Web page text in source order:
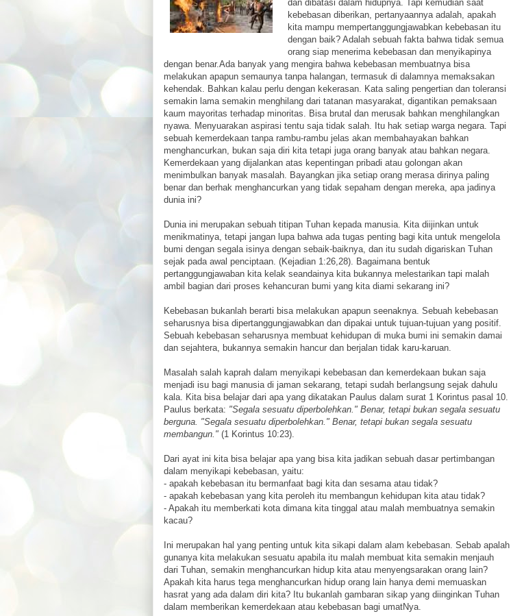
dan dibatasi dalam hidupnya. Tapi kemudian saat
kebebasan diberikan, pertanyaannya adalah, apakah
kita mampu mempertanggungjawabkan kebebasan itu
dengan baik? Adalah sebuah fakta bahwa tidak semua
orang siap menerima kebebasan dan menyikapinya
dengan benar.Ada banyak yang mengira bahwa kebebasan membuatnya bisa
melakukan apapun semaunya tanpa halangan, termasuk di dalamnya memaksakan
kehendak. Bahkan kalau perlu dengan kekerasan. Kata saling pengertian dan toleransi
semakin lama semakin menghilang dari tatanan masyarakat, digantikan pemaksaan
kaum mayoritas terhadap minoritas. Bisa brutal dan merusak bahkan menghilangkan
nyawa. Menyuarakan aspirasi tentu saja tidak salah. Itu hak setiap warga negara. Tapi
sebuah kemerdekaan tanpa rambu-rambu jelas akan membahayakan bahkan
menghancurkan, bukan saja diri kita tetapi juga orang banyak atau bahkan negara.
Kemerdekaan yang dijalankan atas kepentingan pribadi atau golongan akan
menimbulkan banyak masalah. Bayangkan jika setiap orang merasa dirinya paling
benar dan berhak menghancurkan yang tidak sepaham dengan mereka, apa jadinya
dunia ini?
Dunia ini merupakan sebuah titipan Tuhan kepada manusia. Kita diijinkan untuk
menikmatinya, tetapi jangan lupa bahwa ada tugas penting bagi kita untuk mengelola
bumi dengan segala isinya dengan sebaik-baiknya, dan itu sudah digariskan Tuhan
sejak pada awal penciptaan. (Kejadian 1:26,28). Bagaimana bentuk
pertanggungjawaban kita kelak seandainya kita bukannya melestarikan tapi malah
ambil bagian dari proses kehancuran bumi yang kita diami sekarang ini?
Kebebasan bukanlah berarti bisa melakukan apapun seenaknya. Sebuah kebebasan
seharusnya bisa dipertanggungjawabkan dan dipakai untuk tujuan-tujuan yang positif.
Sebuah kebebasan seharusnya membuat kehidupan di muka bumi ini semakin damai
dan sejahtera, bukannya semakin hancur dan berjalan tidak karu-karuan.
Masalah salah kaprah dalam menyikapi kebebasan dan kemerdekaan bukan saja
menjadi isu bagi manusia di jaman sekarang, tetapi sudah berlangsung sejak dahulu
kala. Kita bisa belajar dari apa yang dikatakan Paulus dalam surat 1 Korintus pasal 10.
Paulus berkata: "Segala sesuatu diperbolehkan." Benar, tetapi bukan segala sesuatu
berguna. "Segala sesuatu diperbolehkan." Benar, tetapi bukan segala sesuatu
membangun." (1 Korintus 10:23).
Dari ayat ini kita bisa belajar apa yang bisa kita jadikan sebuah dasar pertimbangan
dalam menyikapi kebebasan, yaitu:
- apakah kebebasan itu bermanfaat bagi kita dan sesama atau tidak?
- apakah kebebasan yang kita peroleh itu membangun kehidupan kita atau tidak?
- Apakah itu memberkati kota dimana kita tinggal atau malah membuatnya semakin
kacau?
Ini merupakan hal yang penting untuk kita sikapi dalam alam kebebasan. Sebab apalah
gunanya kita melakukan sesuatu apabila itu malah membuat kita semakin menjauh
dari Tuhan, semakin menghancurkan hidup kita atau menyengsarakan orang lain?
Apakah kita harus tega menghancurkan hidup orang lain hanya demi memuaskan
hasrat yang ada dalam diri kita? Itu bukanlah gambaran sikap yang diinginkan Tuhan
dalam memberikan kemerdekaan atau kebebasan bagi umatNya.